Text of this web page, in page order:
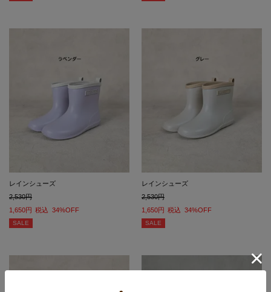
レインシューズ
2,530
1,650
税込 34%OFF
SALE
レインシューズ
2,530
1,650
税込 34%OFF
SALE